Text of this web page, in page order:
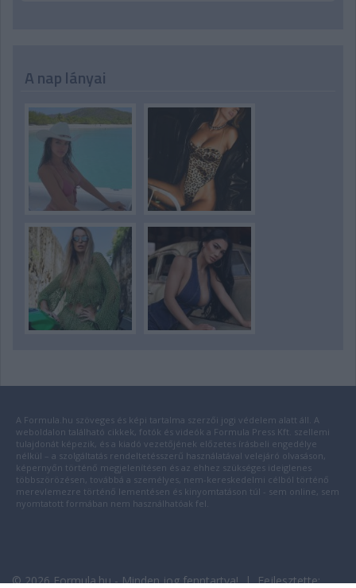
A nap lányai
A Formula.hu szöveges és képi tartalma szerzői jogi védelem alatt áll. A
weboldalon található cikkek, fotók és videók a Formula Press Kft. szellemi
tulajdonát képezik, és a kiadó vezetőjének előzetes írásbeli engedélye
nélkül – a szolgáltatás rendeltetésszerű használatával velejáró olvasáson,
képernyőn történő megjelenítésen és az ehhez szükséges ideiglenes
többszörözésen, továbbá a személyes, nem-kereskedelmi célból történő
merevlemezre történő lementésen és kinyomtatáson túl - sem online, sem
nyomtatott formában nem használhatóak fel.
© 2026 Formula.hu - Minden jog fenntartva! | Fejlesztette: